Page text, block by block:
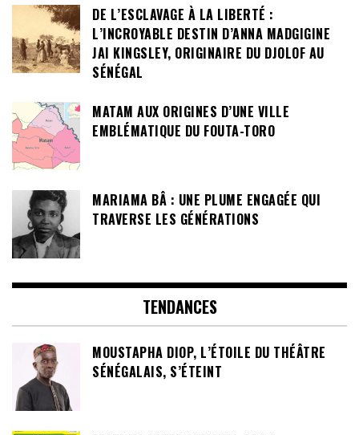
DE L’ESCLAVAGE À LA LIBERTÉ :
L’INCROYABLE DESTIN D’ANNA MADGIGINE
JAI KINGSLEY, ORIGINAIRE DU DJOLOF AU
SÉNÉGAL
MATAM AUX ORIGINES D’UNE VILLE
EMBLÉMATIQUE DU FOUTA-TORO
MARIAMA BÂ : UNE PLUME ENGAGÉE QUI
TRAVERSE LES GÉNÉRATIONS
TENDANCES
MOUSTAPHA DIOP, L’ÉTOILE DU THÉÂTRE
SÉNÉGALAIS, S’ÉTEINT